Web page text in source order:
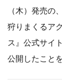
（木）発売の
狩りまくるア
ス』公式サイ
公開したこと